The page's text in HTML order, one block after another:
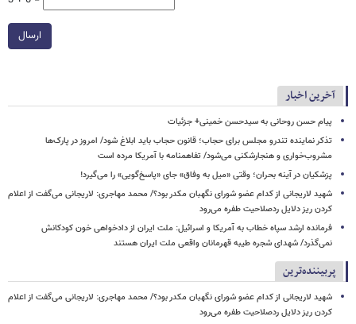
ارسال
آخرین اخبار
پیام حسن روحانی به سیدحسن خمینی+ جزئیات
تذکر نماینده تندرو مجلس برای حجاب؛ قانون حجاب باید ابلاغ شود/ امروز در پارک‌ها
مشروب‌خواری و هنجارشکنی می‌شود/ تفاهمنامه با آمریکا مرده است
پزشکیان در آینه بحران؛ وقتی «میل به وفاق» جای «پاسخ‌گویی» را می‌گیرد!
شهید لاریجانی از کدام عضو شورای نگهبان مکدر بود؟/ محمد مهاجری: لاریجانی می‌گفت از اعلام
کردن ریز دلایل ردصلاحیت طفره می‌رود
فرمانده ارشد سپاه خطاب به آمریکا و اسرائیل: ملت ایران از دادخواهی خون کودکانش
نمی‌گذرد/ شهدای شجره طیبه قهرمانان واقعی ملت ایران هستند
پربیننده‌ترین
شهید لاریجانی از کدام عضو شورای نگهبان مکدر بود؟/ محمد مهاجری: لاریجانی می‌گفت از اعلام
کردن ریز دلایل ردصلاحیت طفره می‌رود